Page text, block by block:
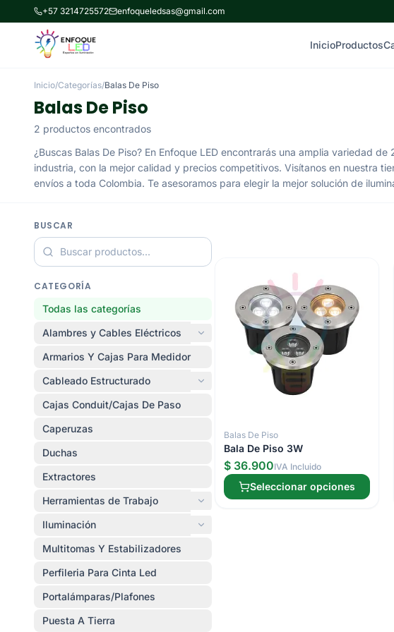
+57 3214725572 enfoqueledsas@gmail.com
InicioProductos
Inicio/Categorías/Balas De Piso
Balas De Piso
2 productos encontrados
¿Buscas Balas De Piso? En Enfoque LED encontrarás una amplia variedad
industria, con la mejor calidad y precios competitivos. Visítanos en nuestra
envíos a toda Colombia. Te asesoramos para elegir la mejor solución de
BUSCAR
CATEGORÍA
Todas las categorías
Alambres y Cables Eléctricos
Armarios Y Cajas Para Medidor
Cableado Estructurado
Cajas Conduit/Cajas De Paso
Caperuzas
Duchas
Extractores
Herramientas de Trabajo
Iluminación
Multitomas Y Estabilizadores
Perfileria Para Cinta Led
Portalámparas/Plafones
Puesta A Tierra
Balas De Piso
Bala De Piso 3W
$ 36.900IVA Incluido
Seleccionar opciones